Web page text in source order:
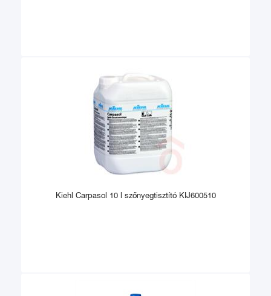
Kiehl Carpasol 10 l szőnyegtisztító KIJ600510